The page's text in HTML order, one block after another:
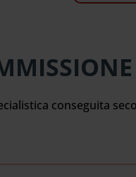
conseguita